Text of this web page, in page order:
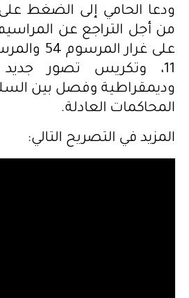
ودعا الحامي إلى الضغط
من أجل التراجع عن
11، وتكريس تصور
وديمقراطية وفصل بين
المحاكمات العادلة.
المزيد في التصريح التالي: